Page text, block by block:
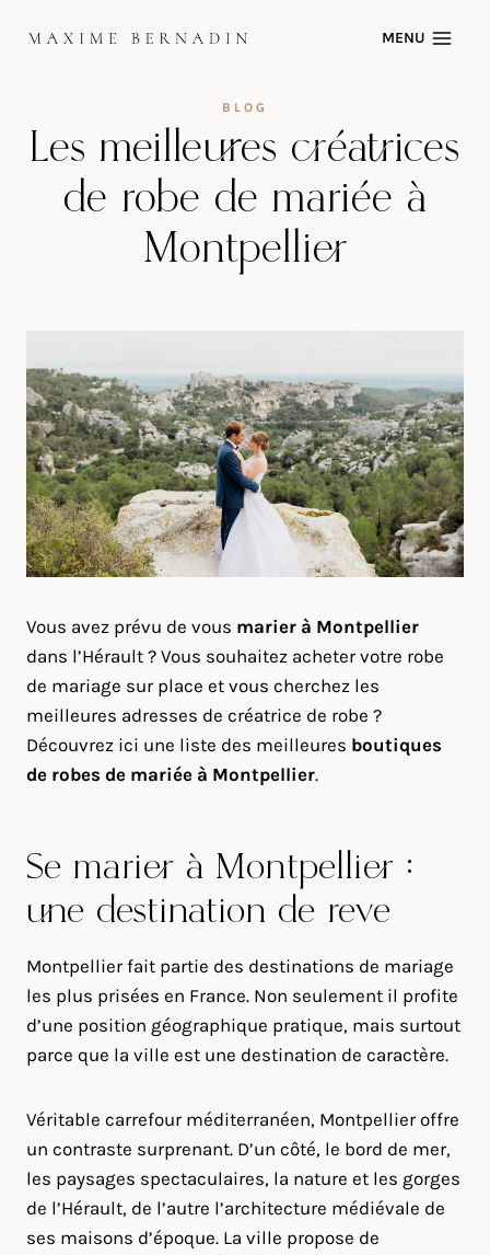
MENU
BLOG
Les meilleures créatrices
de robe de mariée à
Montpellier
Vous avez prévu de vous marier à Montpellier
dans l’Hérault ? Vous souhaitez acheter votre robe
de mariage sur place et vous cherchez les
meilleures adresses de créatrice de robe ?
Découvrez ici une liste des meilleures boutiques
de robes de mariée à Montpellier.
Se marier à Montpellier :
une destination de rêve
Montpellier fait partie des destinations de mariage
les plus prisées en France. Non seulement il profite
d’une position géographique pratique, mais surtout
parce que la ville est une destination de caractère.
Véritable carrefour méditerranéen, Montpellier offre
un contraste surprenant. D’un côté, le bord de mer,
les paysages spectaculaires, la nature et les gorges
de l’Hérault, de l’autre l’architecture médiévale de
ses maisons d’époque. La ville propose de